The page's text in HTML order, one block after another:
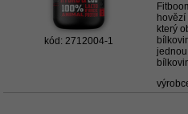
kód: 2712004-1
který